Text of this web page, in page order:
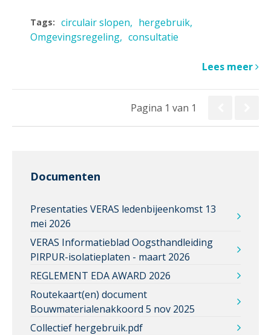
Tags: circulair slopen
hergebruik
Omgevingsregeling
consultatie
Lees meer
Pagina 1 van 1
Documenten
Presentaties VERAS ledenbijeenkomst 13
mei 2026
VERAS Informatieblad Oogsthandleiding
PIRPUR-isolatieplaten - maart 2026
REGLEMENT EDA AWARD 2026
Routekaart(en) document
Bouwmaterialenakkoord 5 nov 2025
Collectief hergebruik.pdf